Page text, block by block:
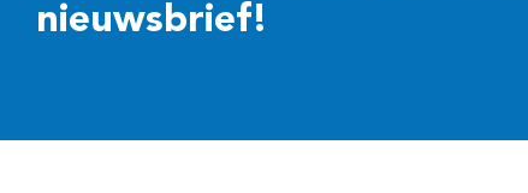
nieuwsbrief!